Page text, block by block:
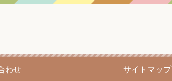
わせ サイトマップ